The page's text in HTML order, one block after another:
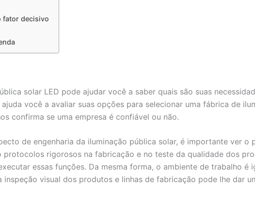
fator decisivo
solar LED pode ajudar você a saber quais são suas
você a avaliar suas opções para selecionar uma fábrica de
confirma se uma empresa é confiável ou não.
de engenharia da iluminação pública solar, é importante ver o
rigorosos na fabricação e no teste da qualidade dos
essas funções. Da mesma forma, o ambiente de trabalho
inspeção visual dos produtos e linhas de fabricação pode lhe dar